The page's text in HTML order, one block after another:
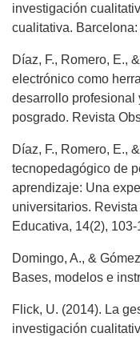
investigación
cualitativa. Barcelona:
Díaz, F., Romero, E.,
electrónico como
desarrollo profesional
posgrado. Revista
Díaz, F., Romero, E.,
tecnopedagógico de
aprendizaje: Una
universitarios.
Educativa, 14(2), 103-
Domingo, A., &
Bases, modelos e
Flick, U. (2014). La
investigación